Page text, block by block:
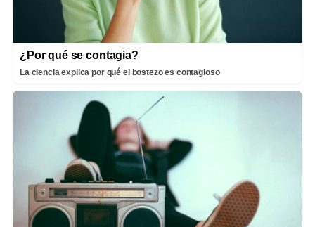
¿Por qué se contagia?
La ciencia explica por qué el bostezo es contagioso